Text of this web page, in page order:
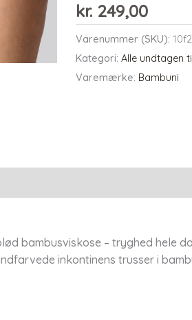
kr. 249,00
Varenummer (SKU):
Kategori:Alle undtagen
Varemærke: Bambuni
bambusviskose – tryghed hele
inkontinens trusser i